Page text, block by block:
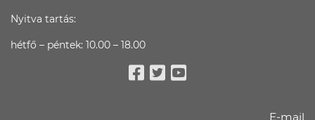
Nyitva tartás:
hétfő – péntek: 10.00 – 18.00